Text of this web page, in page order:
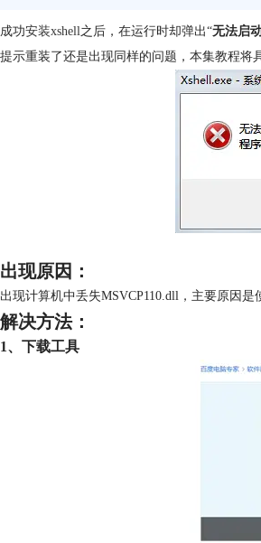
成功安装xshell之后，在运行时却弹出“无法启
提示重装了还是出现同样的问题，本集教程将
出现原因：
出现计算机中丢失MSVCP110.dll，主要原因是
解决方法：
1、下载工具